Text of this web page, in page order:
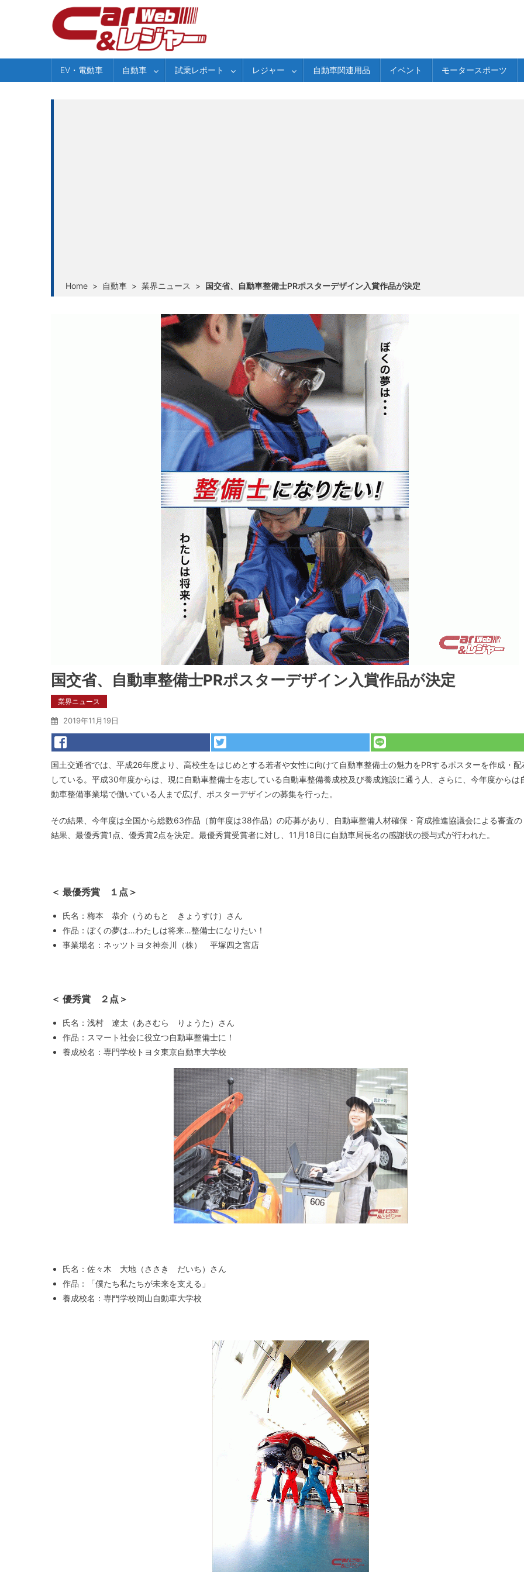
EV・電動車 自動車 試乗レポート レジャー 自動車関連用品 イベント モータースポーツ
Home > 自動車 > 業界ニュース > 国交省、自動車整備士PRポスターデザイン入賞作品が決定
国交省、自動車整備士PRポスターデザイン入賞作品が決定
業界ニュース
2019年11月19日
国土交通省では、平成26年度より、高校生をはじめとする若者や女性に向けて自動車整備士の魅力をPRするポスターを作成・配
している。平成30年度からは、現に自動車整備士を志している自動車整備養成校及び養成施設に通う人、さらに、今年度からは
動車整備事業場で働いている人まで広げ、ポスターデザインの募集を行った。
その結果、今年度は全国から総数63作品（前年度は38作品）の応募があり、自動車整備人材確保・育成推進協議会による審査の
結果、最優秀賞1点、優秀賞2点を決定。最優秀賞受賞者に対し、11月18日に自動車局長名の感謝状の授与式が行われた。
＜ 最優秀賞 １点＞
氏名：梅本 恭介（うめもと きょうすけ）さん
作品：ぼくの夢は…わたしは将来…整備士になりたい！
事業場名：ネッツトヨタ神奈川（株） 平塚四之宮店
＜ 優秀賞 ２点＞
氏名：浅村 遼太（あさむら りょうた）さん
作品：スマート社会に役立つ自動車整備士に！
養成校名：専門学校トヨタ東京自動車大学校
氏名：佐々木 大地（ささき だいち）さん
作品：「僕たち私たちが未来を支える」
養成校名：専門学校岡山自動車大学校